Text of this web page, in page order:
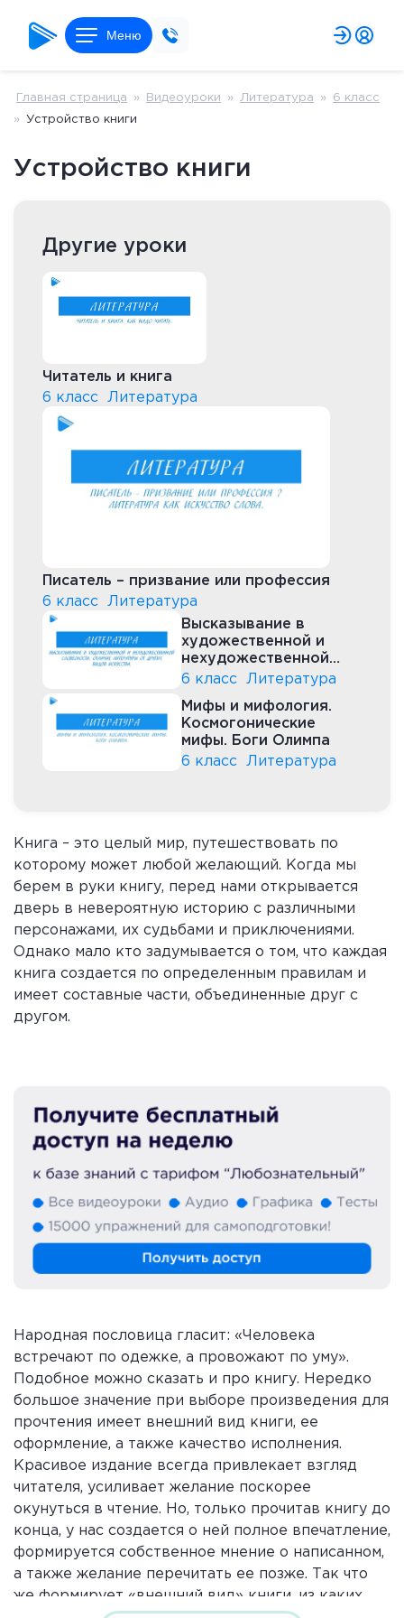
Меню
Главная страница » Видеоуроки » Литература » 6 класс
» Устройство книги
Устройство книги
Другие уроки
Читатель и книга
6 класс
Литература
Писатель – призвание или профессия
6 класс
Литература
Высказывание в
художественной и
нехудожественной
словесности
6 класс
Литература
Мифы и мифология.
Космогонические
мифы. Боги Олимпа
6 класс
Литература
Книга – это целый мир, путешествовать по
которому может любой желающий. Когда мы
берем в руки книгу, перед нами открывается
дверь в невероятную историю с различными
персонажами, их судьбами и приключениями.
Однако мало кто задумывается о том, что каждая
книга создается по определенным правилам и
имеет составные части, объединенные друг с
другом.
Народная пословица гласит: «Человека
встречают по одежке, а провожают по уму».
Подобное можно сказать и про книгу. Нередко
большое значение при выборе произведения для
прочтения имеет внешний вид книги, ее
оформление, а также качество исполнения.
Красивое издание всегда привлекает взгляд
читателя, усиливает желание поскорее
окунуться в чтение. Но, только прочитав книгу до
конца, у нас создается о ней полное впечатление,
формируется собственное мнение о написанном,
а также желание перечитать ее позже. Так что
же формирует «внешний вид» книги, из каких